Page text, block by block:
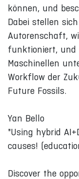
können, und
Dabei stellen
Autorenschaft,
funktioniert, und
Maschinellen
Workflow der
Future Fossils.
Yan Bello
"Using hybrid
causes!
Discover the